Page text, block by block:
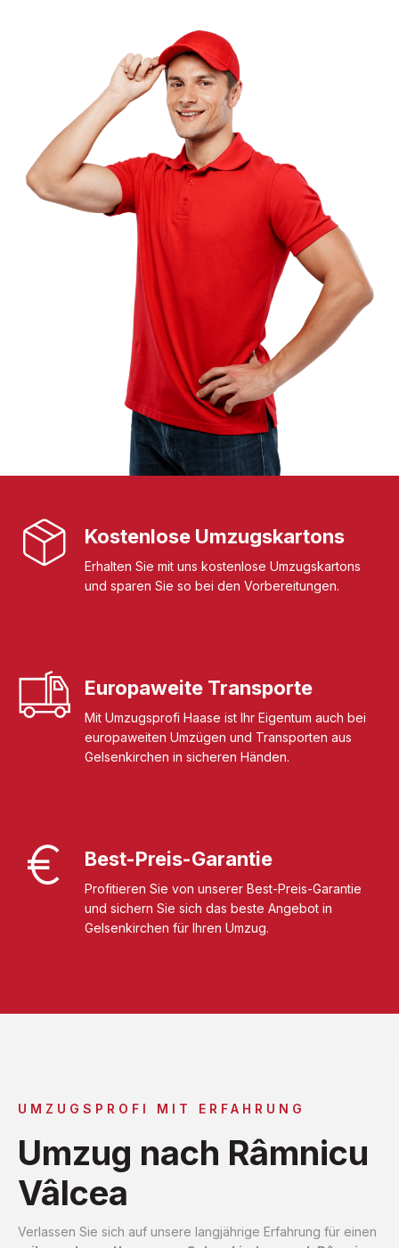
Kostenlose Umzugskartons
Erhalten Sie mit uns kostenlose Umzugskartons
und sparen Sie so bei den Vorbereitungen.
Europaweite Transporte
Mit Umzugsprofi Haase ist Ihr Eigentum auch bei
europaweiten Umzügen und Transporten aus
Gelsenkirchen in sicheren Händen.
Best-Preis-Garantie
Profitieren Sie von unserer Best-Preis-Garantie
und sichern Sie sich das beste Angebot in
Gelsenkirchen für Ihren Umzug.
UMZUGSPROFI MIT ERFAHRUNG
Umzug nach Râmnicu
Vâlcea
Verlassen Sie sich auf unsere langjährige Erfahrung für einen